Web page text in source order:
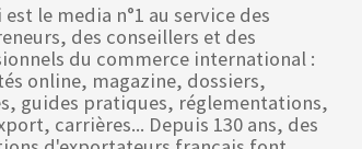
est le media n°1 au service des
des conseillers et des
du commerce international :
online, magazine, dossiers,
guides pratiques, réglementations,
carrières... Depuis 130 ans, des